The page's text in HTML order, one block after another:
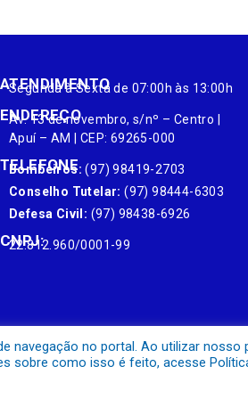
ATENDIMENTO
Segunda à Sexta de 07:00h às 13:00h
ENDEREÇO
Av. 13 de novembro, s/nº – Centro |
Apuí – AM | CEP: 69265-000
TELEFONE
Bombeiros: (97) 98419-2703
Conselho Tutelar: (97) 98444-6303
Defesa Civil: (97) 98438-6926
CNPJ:
22.812.960/0001-99
navegação no portal. Ao utilizar
sobre como isso é feito, acesse